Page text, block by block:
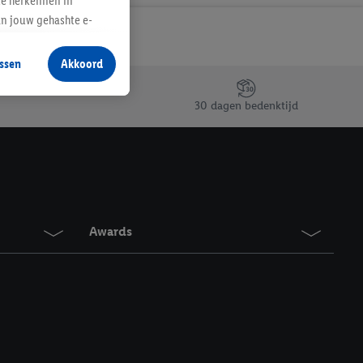
30 dagen bedenktijd
Awards
jouw gehashte e-
producten waarin je
te plaatsen
verschillende
kunnen worden
vergelijkbare
in te
Akkoord